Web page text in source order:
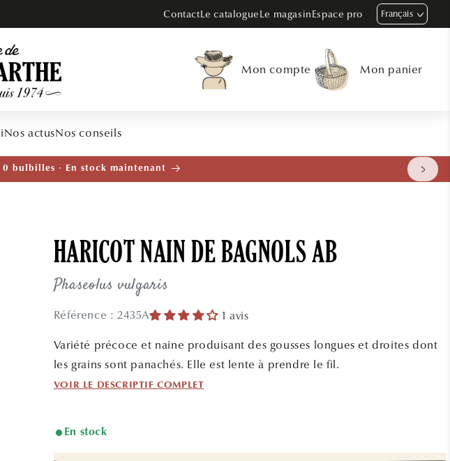
ContactLe catalogueLe magasinEspace pro Français
Mon compte Mon panier
Nos actusNos conseils
bulbilles · En stock maintenant
HARICOT NAIN DE BAGNOLS AB
Phaseolus vulgaris
Référence : 2435A 1 avis
Variété précoce et naine produisant des gousses longues et droites dont
les grains sont panachés. Elle est lente à prendre le fil.
VOIR LE DESCRIPTIF COMPLET
En stock